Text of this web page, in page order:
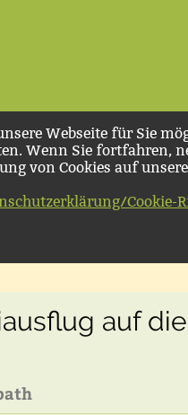
Webseite für Sie
Wenn Sie fortfahren,
von Cookies auf
Cookie-
auf die